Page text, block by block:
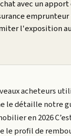
avec un
l'exposition
acheteurs
le détaille notre
en 2026
le profil de